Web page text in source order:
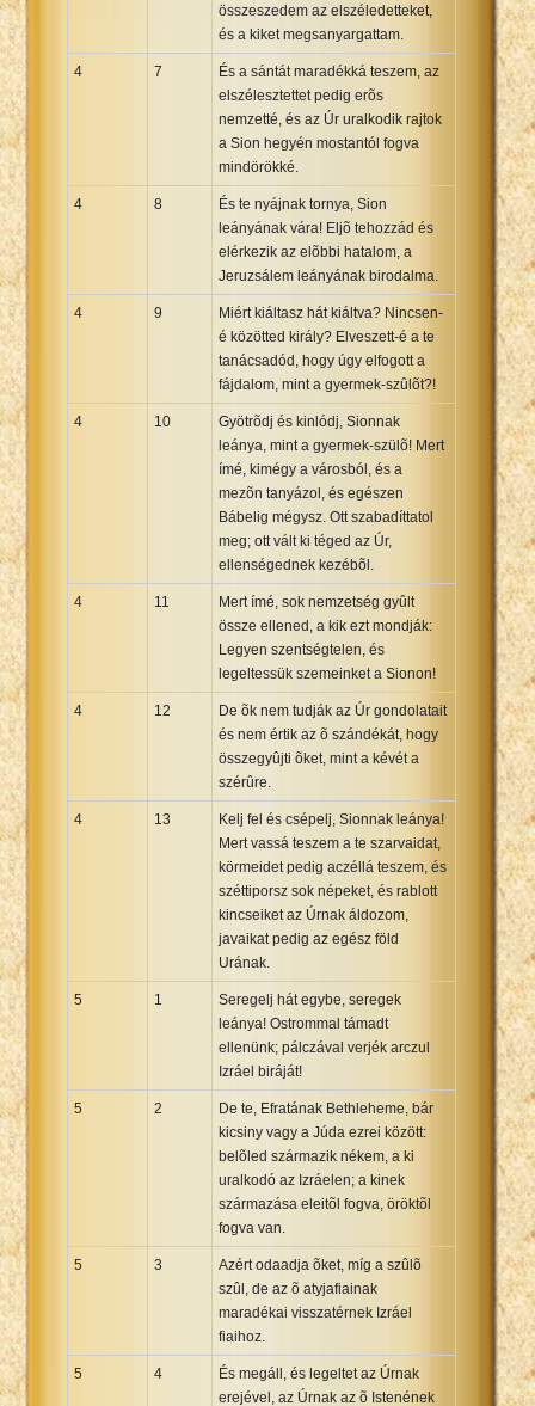
összeszedem az elszéledetteket,
és a kiket megsanyargattam.
4 7
És a sántát maradékká teszem, az
elszélesztettet pedig erõs
nemzetté, és az Úr uralkodik rajtok
a Sion hegyén mostantól fogva
mindörökké.
4 8
És te nyájnak tornya, Sion
leányának vára! Eljõ tehozzád és
elérkezik az elõbbi hatalom, a
Jeruzsálem leányának birodalma.
4 9
Miért kiáltasz hát kiáltva? Nincsen-
é közötted király? Elveszett-é a te
tanácsadód, hogy úgy elfogott a
fájdalom, mint a gyermek-szûlõt?!
4 10
Gyötrõdj és kinlódj, Sionnak
leánya, mint a gyermek-szülõ! Mert
ímé, kimégy a városból, és a
mezõn tanyázol, és egészen
Bábelig mégysz. Ott szabadíttatol
meg; ott vált ki téged az Úr,
ellenségednek kezébõl.
4 11
Mert ímé, sok nemzetség gyûlt
össze ellened, a kik ezt mondják:
Legyen szentségtelen, és
legeltessük szemeinket a Sionon!
4 12
De õk nem tudják az Úr gondolatait
és nem értik az õ szándékát, hogy
összegyûjti õket, mint a kévét a
szérûre.
4 13
Kelj fel és csépelj, Sionnak leánya!
Mert vassá teszem a te szarvaidat,
körmeidet pedig aczéllá teszem, és
széttiporsz sok népeket, és rablott
kincseiket az Úrnak áldozom,
javaikat pedig az egész föld
Urának.
5 1
Seregelj hát egybe, seregek
leánya! Ostrommal támadt
ellenünk; pálczával verjék arczul
Izráel biráját!
5 2
De te, Efratának Bethleheme, bár
kicsiny vagy a Júda ezrei között:
belõled származik nékem, a ki
uralkodó az Izráelen; a kinek
származása eleitõl fogva, öröktõl
fogva van.
5 3
Azért odaadja õket, míg a szûlõ
szûl, de az õ atyjafiainak
maradékai visszatérnek Izráel
fiaihoz.
5 4
És megáll, és legeltet az Úrnak
erejével, az Úrnak az õ Istenének